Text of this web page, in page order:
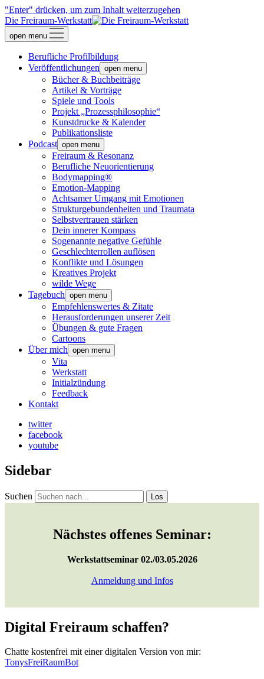
"Enter" drücken, um zum Inhalt weiterzugehen
Die Freiraum-Werkstatt
open menu
Berufliche Profilbildung
Veröffentlichungen open menu
Bücher & Buchbeiträge
Artikel & Vorträge
Spiele und Tools
Projekt „Prozessphilosophie“
Kunstdrucke & Kalender
Publikationsliste
Podcast open menu
Freiraum & Resonanz
Berufliche Neuorientierung
Bodymapping®
Emotion-Mapping
Achtsamer Umgang mit Emotionen
Strukturgebundenheiten und Traumata
Selbstvertrauen stärken
Dein innerer Kompass
Sogenannte negative Gefühle
Geschlechterrollen auflösen
Konflikte und Lösungen
Kreatives Projekt
wilde Wege
Tagebuch open menu
Empfehlenswertes & Zitate
Herausforderungen unserer Zeit
Übungen & gute Fragen
Cartoons
Über mich open menu
Vita
Werkstatt
Initialzündung
Feedback
Kontakt
twitter
facebook
youtube
Sidebar
Suchen
Nächstes offenes Seminar:
Werkstattseminar 02./03.05.2026
Anmeldung und Infos
Digital Freiraum schaffen?
Chatte kostenfrei mit einer digitalen Version von mir:
TonysFreiRaumBot